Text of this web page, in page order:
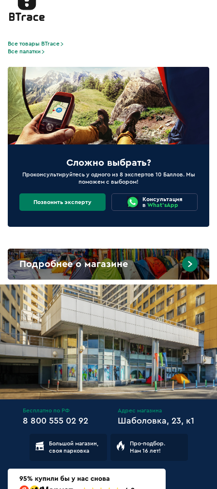
Все товары BTrace
Все палатки
Сложно выбрать?
Проконсультируйтесь у одного из 8 экспертов 10 Баллов. Мы
поможем с выбором!
Позвонить эксперту
Консультация
в What'sApp
Подробнее о магазине
Бесплатно по РФ
8 800 555 02 92
Адрес магазина
Шаболовка, 23, к1
Большой магазин,
своя парковка
Про-подбор.
Нам 16 лет!